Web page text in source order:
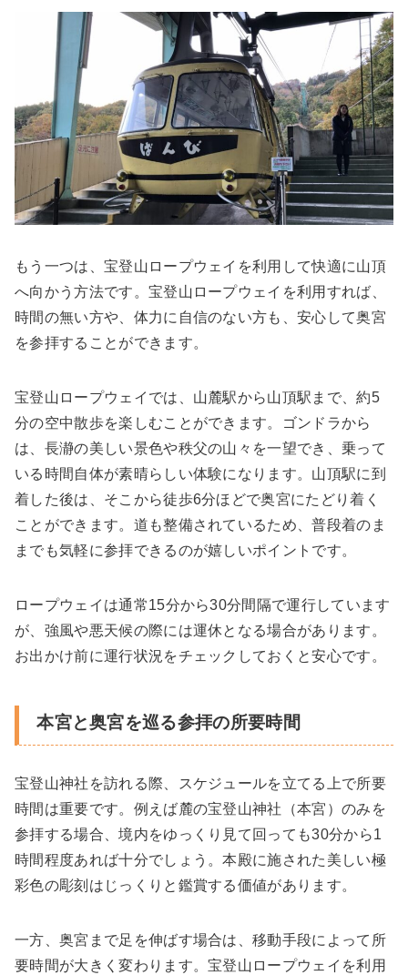
もう一つは、宝登山ロープウェイを利用して快適に山頂
へ向かう方法です。宝登山ロープウェイを利用すれば、
時間の無い方や、体力に自信のない方も、安心して奥宮
を参拝することができます。
宝登山ロープウェイでは、山麓駅から山頂駅まで、約5
分の空中散歩を楽しむことができます。ゴンドラから
は、長瀞の美しい景色や秩父の山々を一望でき、乗って
いる時間自体が素晴らしい体験になります。山頂駅に到
着した後は、そこから徒歩6分ほどで奥宮にたどり着く
ことができます。道も整備されているため、普段着のま
までも気軽に参拝できるのが嬉しいポイントです。
ロープウェイは通常15分から30分間隔で運行しています
が、強風や悪天候の際には運休となる場合があります。
お出かけ前に運行状況をチェックしておくと安心です。
本宮と奥宮を巡る参拝の所要時間
宝登山神社を訪れる際、スケジュールを立てる上で所要
時間は重要です。例えば麓の宝登山神社（本宮）のみを
参拝する場合、境内をゆっくり見て回っても30分から1
時間程度あれば十分でしょう。本殿に施された美しい極
彩色の彫刻はじっくりと鑑賞する価値があります。
一方、奥宮まで足を伸ばす場合は、移動手段によって所
要時間が大きく変わります。宝登山ロープウェイを利用